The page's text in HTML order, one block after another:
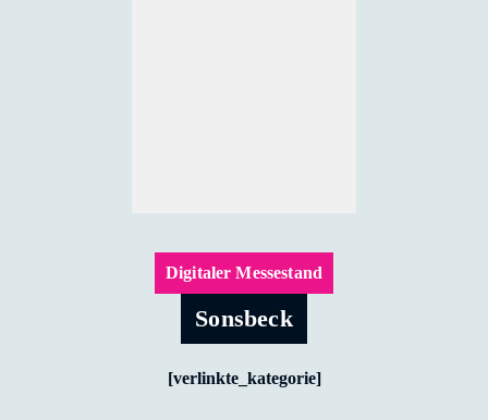
Digitaler Messestand
Sonsbeck
[verlinkte_kategorie]